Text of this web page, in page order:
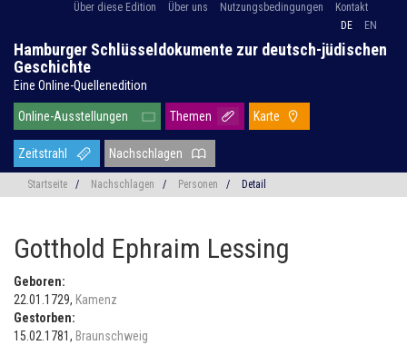
Über diese Edition Über uns Nutzungsbedingungen
Kontakt
DE
EN
Hamburger Schlüsseldokumente zur deutsch-jüdischen
Geschichte
Eine Online-Quellenedition
Online-Ausstellungen Themen Karte
Zeitstrahl Nachschlagen
Startseite / Nachschlagen / Personen / Detail
Gotthold Ephraim Lessing
Geboren:
22.01.1729, Kamenz
Gestorben:
15.02.1781, Braunschweig